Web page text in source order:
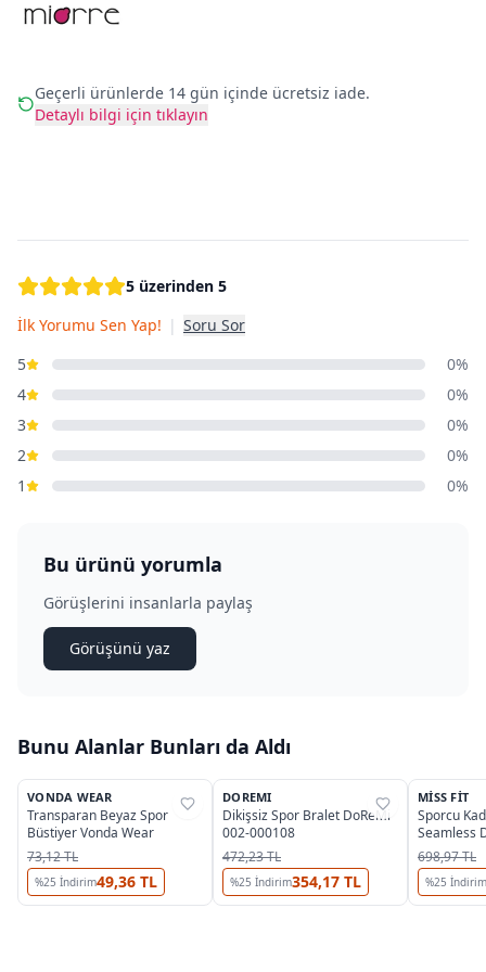
Geçerli ürünlerde 14 gün içinde ücretsiz iade.
Detaylı bilgi için tıklayın
5 üzerinden 5
İlk Yorumu Sen Yap! | Soru Sor
5
0%
4
0%
3
0%
2
0%
1
0%
Bu ürünü yorumla
Görüşlerini insanlarla paylaş
Görüşünü yaz
Bunu Alanlar Bunları da Aldı
%74
VONDA WEAR
Transparan Beyaz Spor
Büstiyer Vonda Wear
73,12 TL
%25 İndirim49,36 TL
%40
DOREMI
Dikişsiz Spor Bralet DoReMi
002-000108
472,23 TL
%25 İndirim354,17 TL
%34
MISS FIT
Sporcu
Seamless
Yoga
698,97 TL
%25 İndirim